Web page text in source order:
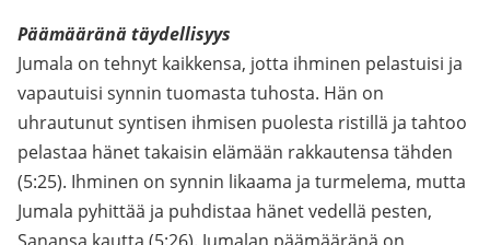
Päämääränä täydellisyys
Jumala on tehnyt kaikkensa, jotta ihminen pelastuisi ja
vapautuisi synnin tuomasta tuhosta. Hän on
uhrautunut syntisen ihmisen puolesta ristillä ja tahtoo
pelastaa hänet takaisin elämään rakkautensa tähden
(5:25). Ihminen on synnin likaama ja turmelema, mutta
Jumala pyhittää ja puhdistaa hänet vedellä pesten,